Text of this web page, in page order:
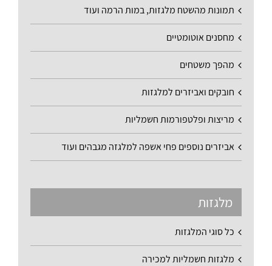
תמונות מהשטח מלגזות, במות הרמה ועוד
מחסנים אוטומטיים
מהפך משטחים
חובקים ואביזרים למלגזות
מריצות ופלטפורמות חשמליות
אביזרים נוספים פחי אשפה למלגזה מגבהים ועוד
מלגזות
כל סוגי המלגזות
מלגזות חשמליות למכירה